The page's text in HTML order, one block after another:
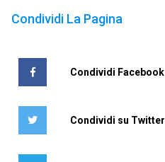
Condividi La Pagina
Condividi Facebook
Condividi su Twitter